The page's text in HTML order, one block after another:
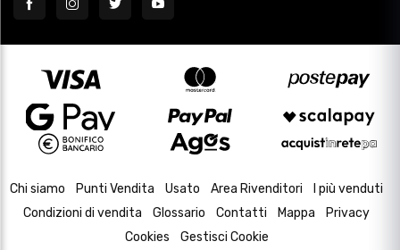
Chi siamo Punti Vendita Usato Area Rivenditori
I più venduti
Condizioni di vendita
Glossario Contatti Mappa
Privacy
Cookies
Gestisci Cookie